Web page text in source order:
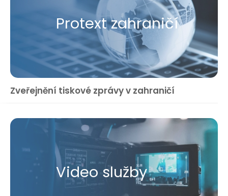
Protext zahraničí
Zveřejnění tiskové zprávy v zahraničí
Video služby